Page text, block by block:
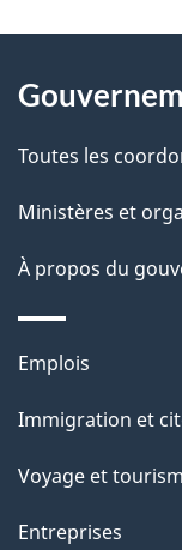
l
s
l
a
p
a
g
e
o
t
e
r
é
t
r
a
c
i
o
propos
de
ce
site
Toutes les
Ministères et
À propos du
Thèmes
sujets
Emplois
Immigration et
Voyage et
Entreprises